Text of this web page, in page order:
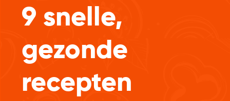
9 snelle,
gezonde
recepten